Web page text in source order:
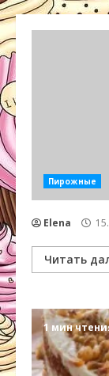
Пирожные
Elena
Читать
1 мин